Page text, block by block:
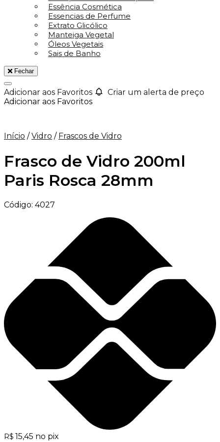
Essência Cosmética
Essencias de Perfume
Extrato Glicólico
Manteiga Vegetal
Óleos Vegetais
Sais de Banho
Fechar
Adicionar aos Favoritos
Criar um alerta de preço
Adicionar aos Favoritos
Início / Vidro / Frascos de Vidro
Frasco de Vidro 200ml
Paris Rosca 28mm
Código: 4027
R$ 15,45 no pix